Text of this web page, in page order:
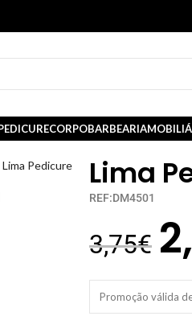
CORPOBARBEARIA
Lima Pedicure
Lima
REF:DM4501
3,75€
Promoção válida